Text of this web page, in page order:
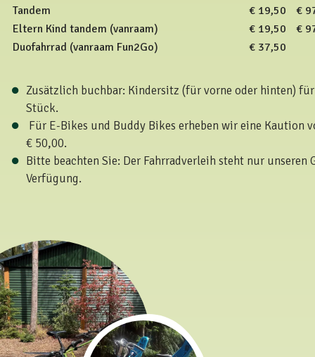
Tandem € 19,50
€
Eltern Kind tandem (vanraam)
€ 19,50
€
Duofahrrad (vanraam Fun2Go)
€ 37,50
Zusätzlich buchbar: Kindersitz (für vorne oder hinten)
Stück.
Für E-Bikes und Buddy Bikes erheben wir eine Kaution
€ 50,00.
Bitte beachten Sie: Der Fahrradverleih steht nur unseren
Verfügung.